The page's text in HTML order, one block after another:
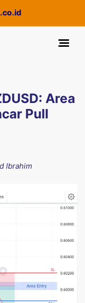
Area
Pull
Ibrahim